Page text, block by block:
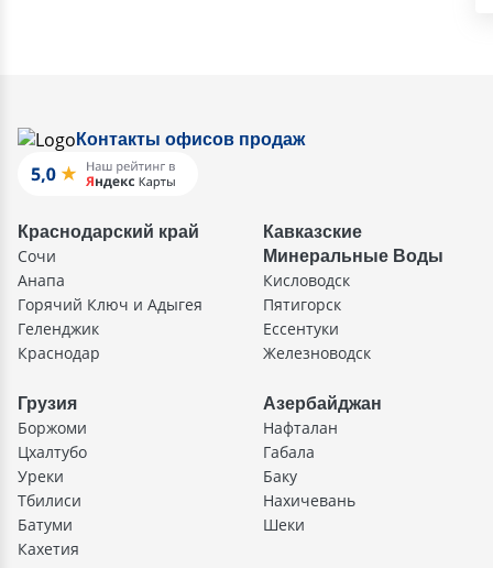
Контакты офисов продаж
Краснодарский край
Сочи
Анапа
Горячий Ключ и Адыгея
Геленджик
Краснодар
Кавказские
Минеральные Воды
Кисловодск
Пятигорск
Ессентуки
Железноводск
Грузия
Боржоми
Цхалтубо
Уреки
Тбилиси
Батуми
Кахетия
Азербайджан
Нафталан
Габала
Баку
Нахичевань
Шеки